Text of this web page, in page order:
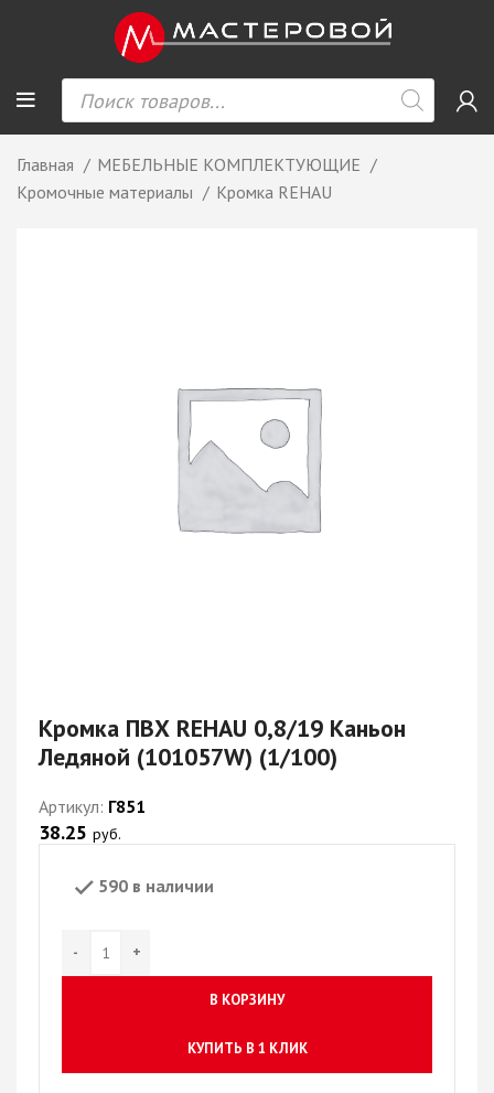
Главная
МЕБЕЛЬНЫЕ КОМПЛЕКТУЮЩИЕ
Кромочные материалы
Кромка REHAU
Кромка ПВХ REHAU 0,8/19 Каньон
Ледяной (101057W) (1/100)
Артикул: Г851
38.25 руб.
590 в наличии
В КОРЗИНУ
КУПИТЬ В 1 КЛИК